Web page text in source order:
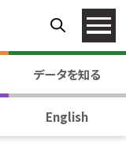
データを知る
English